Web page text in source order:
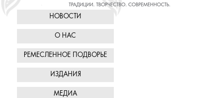
НОВОСТИ
О НАС
РЕМЕСЛЕННОЕ ПОДВОРЬЕ
ИЗДАНИЯ
МЕДИА